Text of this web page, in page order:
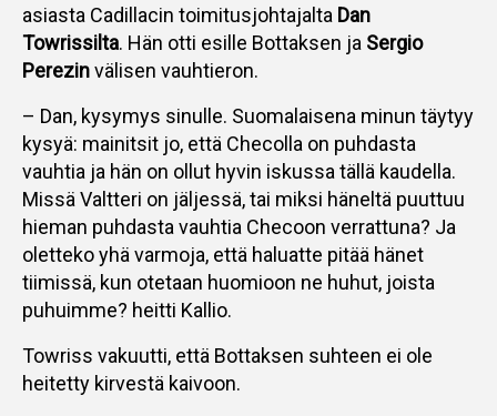
asiasta Cadillacin toimitusjohtajalta Dan
Towrissilta. Hän otti esille Bottaksen ja Sergio
Perezinvälisen vauhtieron.
– Dan, kysymys sinulle. Suomalaisena minun täytyy
kysyä: mainitsit jo, että Checolla on puhdasta
vauhtia ja hän on ollut hyvin iskussa tällä kaudella.
Missä Valtteri on jäljessä, tai miksi häneltä puuttuu
hieman puhdasta vauhtia Checoon verrattuna? Ja
oletteko yhä varmoja, että haluatte pitää hänet
tiimissä, kun otetaan huomioon ne huhut, joista
puhuimme? heitti Kallio.
Towriss vakuutti, että Bottaksen suhteen ei ole
heitetty kirvestä kaivoon.